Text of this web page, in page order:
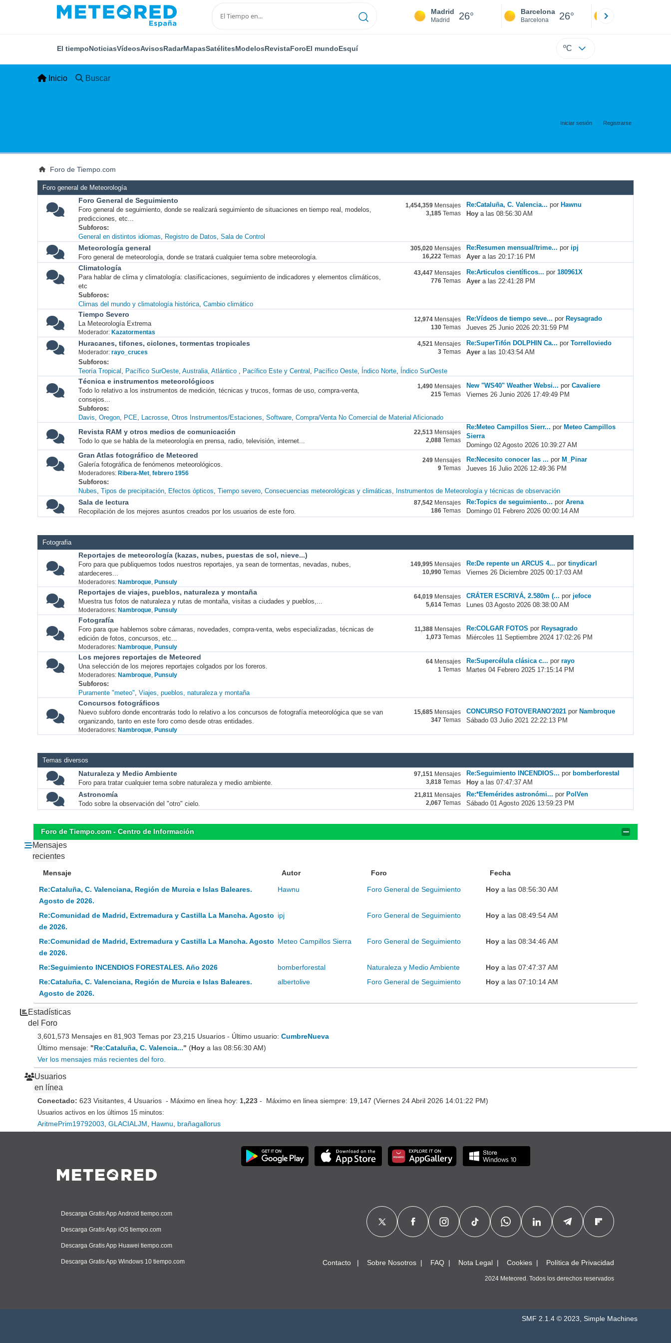
Madrid
Madrid 26° Barcelona
Barcelona 26°
El tiempoNoticiasVídeosAvisosRadarMapasSatélitesModelosRevistaForoEl mundoEsquí ºC
Inicio Buscar
Iniciar sesión Registrarse
Foro de Tiempo.com
Foro general de Meteorología
Foro General de Seguimiento
Foro general de seguimiento, donde se realizará seguimiento de situaciones en tiempo real, modelos,
predicciones, etc...
1,454,359 Mensajes
3,185 Temas
Re:Cataluña, C. Valencia... por Hawnu
Hoy a las 08:56:30 AM
Subforos
General en distintos idiomas
Registro de Datos Sala de Control
Meteorología general
Foro general de meteorología, donde se tratará cualquier tema sobre meteorología.
305,020 Mensajes
16,222 Temas
Re:Resumen mensual/trime... poripj
Ayer a las 20:17:16 PM
Climatología
Para hablar de clima y climatología: clasificaciones, seguimiento de indicadores y elementos climáticos,
etc
43,447 Mensajes
776 Temas
Re:Articulos científicos... por180961X
Ayer a las 22:41:28 PM
Subforos
Climas del mundo y climatología histórica Cambio climático
Tiempo Severo
La Meteorología Extrema
Moderador: Kazatormentas
12,974 Mensajes
130 Temas
Re:Vídeos de tiempo seve... porReysagrado
Jueves 25 Junio 2026 20:31:59 PM
Huracanes, tifones, ciclones, tormentas tropicales
Moderador: rayo_cruces
4,521 Mensajes
3 Temas
Re:SuperTifón DOLPHIN Ca... porTorrelloviedo
Ayer a las 10:43:54 AM
Subforos
Teoría Tropical
Pacífico SurOeste Australia Atlántico Pacífico Este y Central Pacífico Oeste Índico Norte Índico SurOeste
Técnica e instrumentos meteorológicos
Todo lo relativo a los instrumentos de medición, técnicas y trucos, formas de uso, compra-venta,
consejos...
1,490 Mensajes
215 Temas
New "WS40" Weather Websi... porCavaliere
Viernes 26 Junio 2026 17:49:49 PM
Subforos
Davis Oregon PCE Lacrosse Otros Instrumentos/Estaciones Software Compra/Venta No Comercial de Material Aficionado
Revista RAM y otros medios de comunicación
Todo lo que se habla de la meteorología en prensa, radio, televisión, internet...
22,513 Mensajes
2,088 Temas
Re:Meteo Campillos Sierr... por Meteo Campillos
Sierra
Domingo 02 Agosto 2026 10:39:27 AM
Gran Atlas fotográfico de Meteored
Galería fotográfica de fenómenos meteorológicos.
Moderadores: Ribera-Met, febrero 1956
249 Mensajes
9 Temas
Re:Necesito conocer las ... porM_Pinar
Jueves 16 Julio 2026 12:49:36 PM
Subforos
Nubes Tipos de precipitación Efectos ópticos Tiempo severo Consecuencias meteorológicas y climáticas Instrumentos de Meteorología y técnicas de observación
Sala de lectura
Recopilación de los mejores asuntos creados por los usuarios de este foro.
87,542 Mensajes
186 Temas
Re:Topics de seguimiento... porArena
Domingo 01 Febrero 2026 00:00:14 AM
Fotografia
Reportajes de meteorología (kazas, nubes, puestas de sol, nieve...)
Foro para que publiquemos todos nuestros reportajes, ya sean de tormentas, nevadas, nubes,
atardeceres...
Moderadores: Nambroque, Punsuly
149,995 Mensajes
10,990 Temas
Re:De repente un ARCUS 4... portinydicarl
Viernes 26 Diciembre 2025 00:17:03 AM
Reportajes de viajes, pueblos, naturaleza y montaña
Muestra tus fotos de naturaleza y rutas de montaña, visitas a ciudades y pueblos,...
Moderadores: Nambroque, Punsuly
64,019 Mensajes
5,614 Temas
CRÁTER ESCRIVÁ, 2.580m (... por jefoce
Lunes 03 Agosto 2026 08:38:00 AM
Fotografía
Foro para que hablemos sobre cámaras, novedades, compra-venta, webs especializadas, técnicas de
edición de fotos, concursos, etc...
Moderadores: Nambroque, Punsuly
11,388 Mensajes
1,073 Temas
Re:COLGAR FOTOS por Reysagrado
Miércoles 11 Septiembre 2024 17:02:26 PM
Los mejores reportajes de Meteored
Una selección de los mejores reportajes colgados por los foreros.
Moderadores: Nambroque, Punsuly
64 Mensajes
1 Temas
Re:Supercélula clásica c... porrayo
Martes 04 Febrero 2025 17:15:14 PM
Subforos
Puramente "meteo" Viajes, pueblos, naturaleza y montaña
Concursos fotográficos
Nuevo subforo donde encontrarás todo lo relativo a los concursos de fotografía meteorológica que se van
organizando, tanto en este foro como desde otras entidades.
Moderadores: Nambroque, Punsuly
15,685 Mensajes
347
Temas
CONCURSO FOTOVERANO'2021 por Nambroque
Sábado 03 Julio 2021 22:22:13 PM
Temas diversos
Naturaleza y Medio Ambiente
Foro para tratar cualquier tema sobre naturaleza y medio ambiente.
97,151 Mensajes
3,818 Temas
Re:Seguimiento INCENDIOS... por bomberforestal
Hoy a las 07:47:37 AM
Astronomía
Todo sobre la observación del "otro" cielo.
21,811 Mensajes
2,067
Temas
Re:*Efemérides astronómi... por PolVen
Sábado 01 Agosto 2026 13:59:23 PM
Foro de Tiempo.com - Centro de Información
Mensajes
recientes
Mensaje Autor Foro Fecha
Re:Cataluña, C. Valenciana, Región de Murcia e Islas Baleares.
Agosto de 2026.
Hawnu Foro General de Seguimiento Hoy a las 08:56:30 AM
Re:Comunidad de Madrid, Extremadura y Castilla La Mancha. Agosto
de 2026.
ipj Foro General de Seguimiento Hoy a las 08:49:54 AM
Re:Comunidad de Madrid, Extremadura y Castilla La Mancha. Agosto
de 2026.
Meteo Campillos Sierra Foro General de Seguimiento Hoy a las 08:34:46 AM
Re:Seguimiento INCENDIOS FORESTALES. Año 2026 bomberforestal Naturaleza y Medio Ambiente Hoy a las 07:47:37 AM
Re:Cataluña, C. Valenciana, Región de Murcia e Islas Baleares.
Agosto de 2026.
albertolive Foro General de Seguimiento Hoy a las 07:10:14 AM
Estadísticas
del Foro
3,601,573 Mensajes en 81,903 Temas por 23,215 Usuarios - Último usuario:CumbreNueva
Último mensaje: "Re:Cataluña, C. Valencia..." (Hoy a las 08:56:30 AM)
Ver los mensajes más recientes del foro.
Usuarios
en línea
Conectado:623 Visitantes, 4 Usuarios - Máximo en linea hoy: 1,223 - Máximo en linea siempre: 19,147 (Viernes 24 Abril 2026 14:01:22 PM)
Usuarios activos en los últimos 15 minutos:
AritmePrim19792003 ,GLACIALJM Hawnu brañagallorus
Descarga Gratis App Android tiempo.com
Descarga Gratis App iOS tiempo.com
Descarga Gratis App Huawei tiempo.com
Descarga Gratis App Windows 10 tiempo.com Contacto Sobre Nosotros FAQ Nota Legal Cookies Política de Privacidad
2024 Meteored. Todos los derechos reservados
SMF 2.1.4 © 2023, Simple Machines